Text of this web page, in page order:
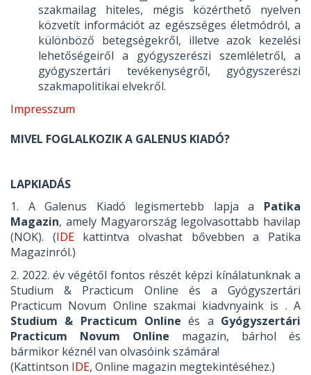
szakmailag hiteles, mégis közérthető nyelven
közvetít információt az egészséges életmódról, a
különböző betegségekről, illetve azok kezelési
lehetőségeiről a gyógyszerészi szemléletről, a
gyógyszertári tevékenységről, gyógyszerészi
szakmapolitikai elvekről.
Impresszum
MIVEL FOGLALKOZIK A GALENUS KIADÓ?
LAPKIADÁS
1. A Galenus Kiadó legismertebb lapja a Patika
Magazin, amely Magyarország legolvasottabb havilap
(NOK). (IDEkattintva olvashat bővebben a Patika
Magazinról.)
2. 2022. év végétől fontos részét képzi kínálatunknak a
Studium & Practicum Online és a Gyógyszertári
Practicum Novum Online szakmai kiadvnyaink is . A
Studium & Practicum Online és a Gyógyszertári
Practicum Novum Online magazin, bárhol és
bármikor kéznél van olvasóink számára!
(Kattintson IDE, Online magazin megtekintéséhez.)